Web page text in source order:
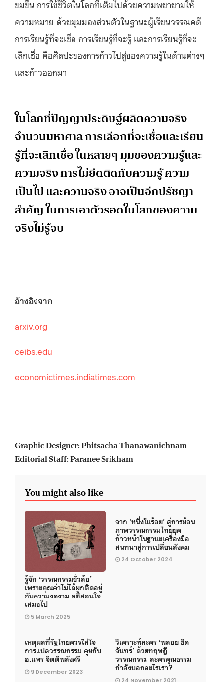
ขมขื่น การใช้ชีวิตในโลกที่เต็มไปด้วยความพยายามให้
ความหมาย ด้วยมุมมองส่วนตัวในฐานะผู้เรียนวรรณคดี
การเรียนรู้ที่จะเชื่อ การเรียนรู้ที่จะรู้ และการเรียนรู้ที่จะ
เลิกเชื่อ คือศิลปะของการก้าวไปสู่ของความรู้ในด้านต่างๆ
และก้าวออกมา
ในโลกที่ปัญญาประดิษฐ์ผลิตความจริง
จำนวนมหาศาล การเลือกที่จะเชื่อและเรียน
รู้ที่จะเลิกเชื่อ ในหลายๆ มุมของความรู้และ
ความจริง การไม่ยึดติดกับความรู้ ความ
เป็นไป และความจริง อาจเป็นอีกปรัชญา
สำคัญ ในการเอาตัวรอดในโลกของความ
จริงไม่รู้จบ
อ้างอิงจาก
arxiv.org
ceibs.edu
economictimes.indiatimes.com
Graphic Designer: Phitsacha Thanawanichnam
Editorial Staff: Paranee Srikham
You might also like
รู้จัก ‘วรรณกรรมยั่วล้อ’
เพราะคุณค่าไม่ได้ผูกติดอยู่
กับความงดงาม คติสอนใจ
เสมอไป
5 March 2025
จาก ‘หนึ่งในร้อย’ สู่การย้อน
ภาพวรรณกรรมไทยยุค
ก้าวหน้าในฐานะเครื่องมือ
สนทนาสู่การเปลี่ยนสังคม
24 October 2024
เหตุผลที่รัฐไทยควรใส่ใจ
การแปลวรรณกรรม คุยกับ
อ.แพร จิตติพลังศรี
9 December 2023
วิเคราะห์ละคร ‘พลอย ชิด
จันทร์’ ด้วยทฤษฎี
วรรณกรรม ละครคุณธรรม
กำลังบอกอะไรเรา?
24 November 2021